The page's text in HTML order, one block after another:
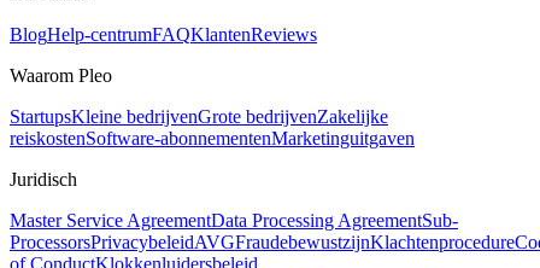
BlogHelp-centrumFAQKlantenReviews
Waarom Pleo
StartupsKleine bedrijvenGrote bedrijvenZakelijke
reiskostenSoftware-abonnementenMarketinguitgaven
Juridisch
Master Service AgreementData Processing AgreementSub-
ProcessorsPrivacybeleidAVGFraudebewustzijnKlachtenprocedure